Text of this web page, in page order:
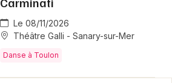
Le 08/11/2026
Théâtre Galli - Sanary-sur-Mer
Danse à Toulon